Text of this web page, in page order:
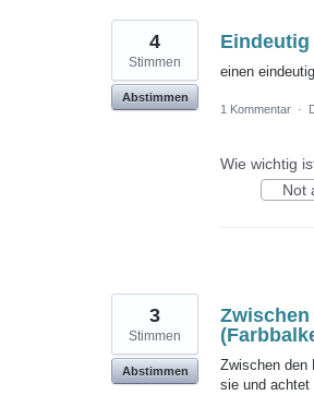
einen
4
Stimmen
Abstimmen
1 Kommentar ·
Wie wichtig
Not
Zwischen den
sie und achtet
3
Stimmen
Abstimmen